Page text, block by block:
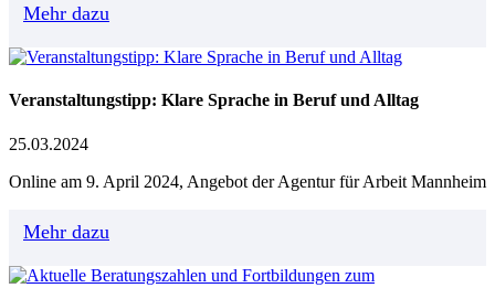
Mehr dazu
Veranstaltungstipp: Klare Sprache in Beruf und Alltag
25.03.2024
Online am 9. April 2024, Angebot der Agentur für Arbeit Mannheim
Mehr dazu